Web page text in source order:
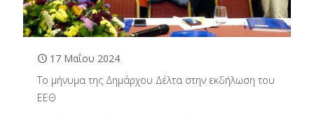
17 Μαΐου 2024
Το μήνυμα της Δημάρχου Δέλτα στην εκδήλωση του
ΕΕΘ